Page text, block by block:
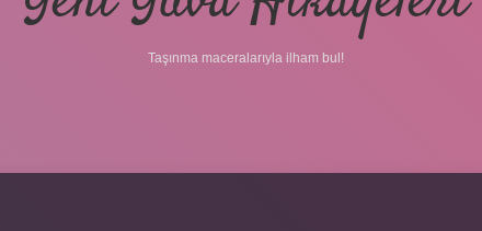
Taşınma maceralarıyla ilham bul!